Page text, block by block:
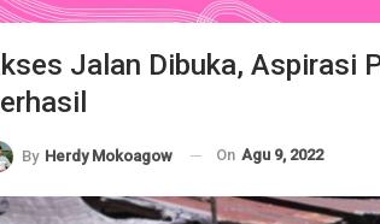
Jalan Dibuka, Aspirasi
By Herdy Mokoagow On Agu 9, 2022